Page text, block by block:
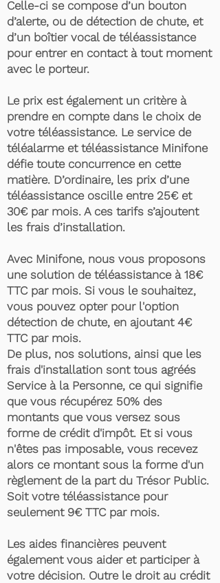
Celle-ci se compose d’un bouton
d’alerte, ou de détection de chute, et
d’un boîtier vocal de téléassistance
pour entrer en contact à tout moment
avec le porteur.
Le prix est également un critère à
prendre en compte dans le choix de
votre téléassistance. Le service de
téléalarme et téléassistance Minifone
défie toute concurrence en cette
matière. D’ordinaire, les prix d’une
téléassistance oscille entre 25€ et
30€ par mois. A ces tarifs s’ajoutent
les frais d’installation.
Avec Minifone, nous vous proposons
une solution de téléassistance à 18€
TTC par mois. Si vous le souhaitez,
vous pouvez opter pour l'option
détection de chute, en ajoutant 4€
TTC par mois.
De plus, nos solutions, ainsi que les
frais d'installation sont tous agréés
Service à la Personne, ce qui signifie
que vous récupérez 50% des
montants que vous versez sous
forme de crédit d'impôt. Et si vous
n'êtes pas imposable, vous recevez
alors ce montant sous la forme d'un
règlement de la part du Trésor Public.
Soit votre téléassistance pour
seulement 9€ TTC par mois.
Les aides financières peuvent
également vous aider et participer à
votre décision. Outre le droit au crédit